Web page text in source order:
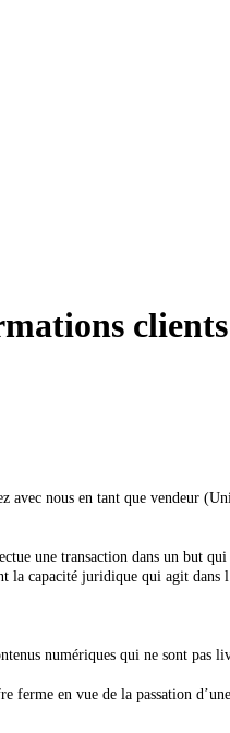
clients
avec nous en tant que
une transaction dans un but
capacité juridique qui agit
numériques qui ne sont pas
en vue de la passation